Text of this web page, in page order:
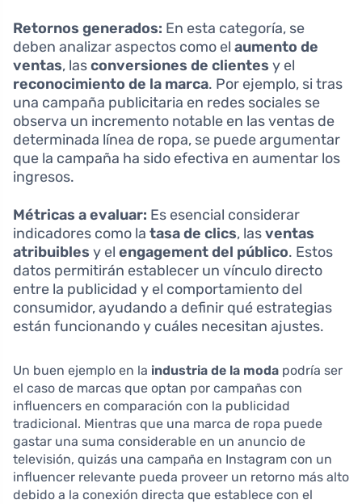
Retornos generados: En esta categoría, se
deben analizar aspectos como el aumento de
ventas, lasconversiones de clientes y el
reconocimiento de la marca. Por ejemplo, si tras
una campaña publicitaria en redes sociales se
observa un incremento notable en las ventas de
determinada línea de ropa, se puede argumentar
que la campaña ha sido efectiva en aumentar los
ingresos.
Métricas a evaluar: Es esencial considerar
indicadores como la tasa de clics, lasventas
atribuibles y el engagement del público. Estos
datos permitirán establecer un vínculo directo
entre la publicidad y el comportamiento del
consumidor, ayudando a definir qué estrategias
están funcionando y cuáles necesitan ajustes.
Un buen ejemplo en la industria de la moda podría ser
el caso de marcas que optan por campañas con
influencers en comparación con la publicidad
tradicional. Mientras que una marca de ropa puede
gastar una suma considerable en un anuncio de
televisión, quizás una campaña en Instagram con un
influencer relevante pueda proveer un retorno más alto
debido a la conexión directa que establece con el